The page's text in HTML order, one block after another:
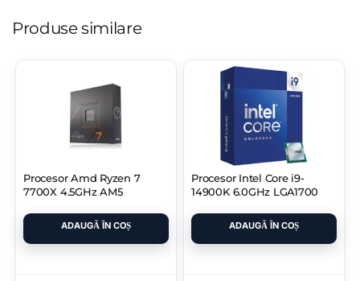
Produse similare
Procesor Amd Ryzen 7
7700X 4.5GHz AM5
ADAUGĂ ÎN COȘ
Procesor Intel Core i9-
14900K 6.0GHz LGA1700
ADAUGĂ ÎN COȘ